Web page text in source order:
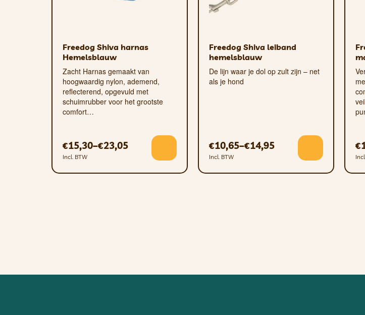
Freedog Shiva harnas
Hemelsblauw
Zacht Harnas gemaakt van
hoogwaardig nylon, ademend,
reflecterend, opgevuld met
schuimrubber voor het grootste
comfort…
€15,30–€23,05
Incl. BTW
Freedog Shiva leiband
hemelsblauw
De lijn waar je dol op zult zijn – net
als je hond
€10,65–€14,95
Incl. BTW
€